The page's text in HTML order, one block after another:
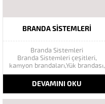
BRANDA SISTEMLERI
Branda Sistemleri
Branda Sistemleri çeşitleri,
kamyon brandaları,Yük brandası,
Mafsallı tente, Şeffaf branda,
Açılır kapanır brandalar, Şantiye
brandası, Branda imalatı, Tekne
brandası, Branda dikimi, Çadır
DEVAMINI OKU